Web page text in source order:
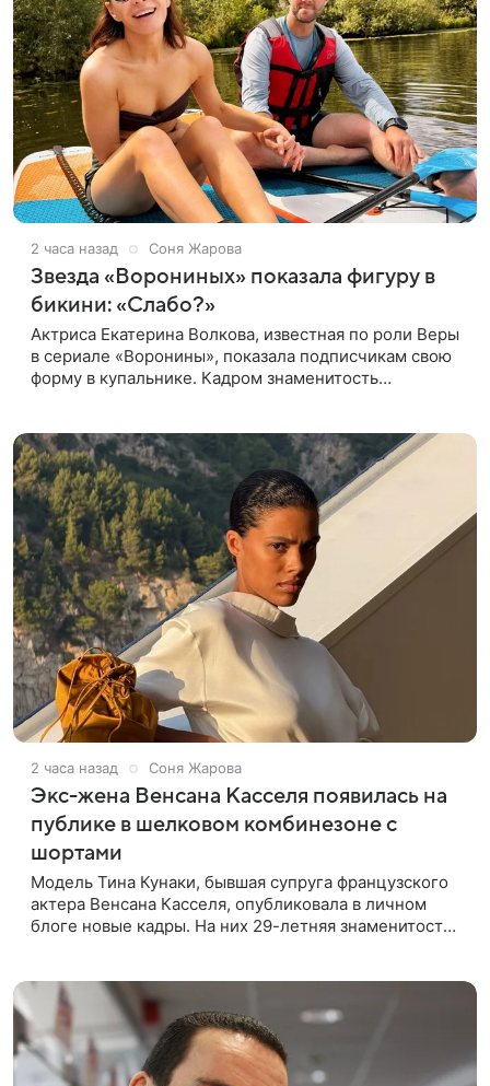
2 часа назад Соня Жарова
Звезда «Ворониных» показала фигуру в
бикини: «Слабо?»
Актриса Екатерина Волкова, известная по роли Веры
в сериале «Воронины», показала подписчикам свою
форму в купальнике. Кадром знаменитость
2 часа назад Соня Жарова
Экс-жена Венсана Касселя появилась на
публике в шелковом комбинезоне с
шортами
Модель Тина Кунаки, бывшая супруга французского
актера Венсана Касселя, опубликовала в личном
блоге новые кадры. На них 29-летняя знаменитость